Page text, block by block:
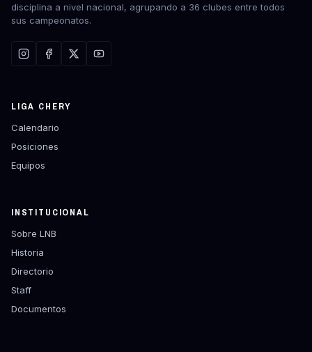
disciplina a nivel nacional, agrupando a 36 clubes entre todos
sus campeonatos.
LIGA CHERY
Calendario
Posiciones
Equipos
INSTITUCIONAL
Sobre LNB
Historia
Directorio
Staff
Documentos